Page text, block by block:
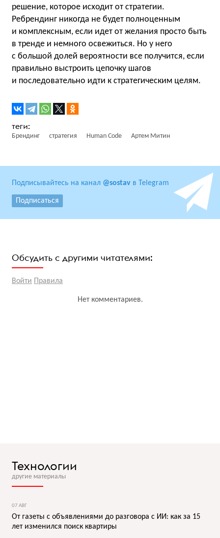
решение, которое исходит от стратегии.
Ребрендинг никогда не будет полноценным
и комплексным, если идет от желания просто быть
в тренде и немного освежиться. Но у него
с большой долей вероятности все получится, если
правильно выстроить цепочку шагов
и последовательно идти к стратегическим целям.
Брендинг стратегия Human Code Артем Митин
Подписывайтесь на канал @sostav в Telegram
Подписаться
Обсудить с другими читателями:
Войти Правила
Нет комментариев.
Технологии
другие материалы
07 АВГ
От газеты с объявлениями до разговора с ИИ: как за 15
лет изменился поиск квартиры